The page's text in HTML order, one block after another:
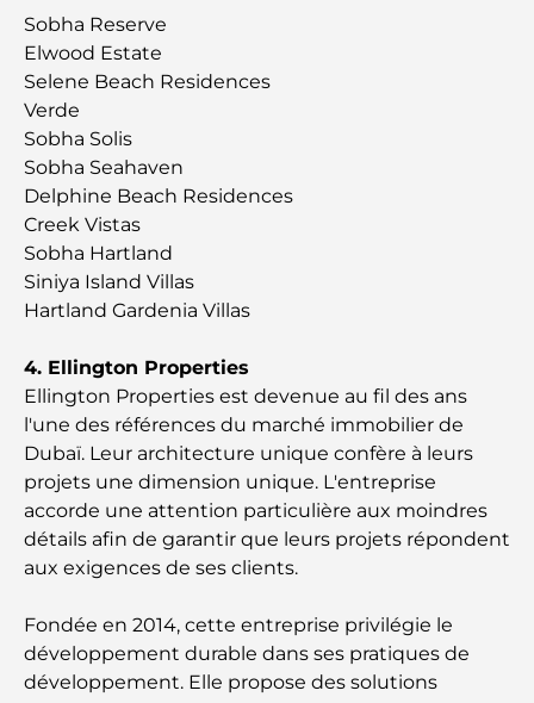
voyage à travers le temps
Les 7 meilleurs restaurants de Dubai Creek
Les meilleures écoles de Dubai Marina : un guide
adapté aux familles
Restaurants à Dubai Hills : Les meilleures adresses
gourmandes d’un quartier en pleine expansion
Dubaï
Résidences en bord de mer à Dubaï : le luxe au
bord de la mer
Les meilleures banques de Dubaï pour les
expatriés : un guide bancaire complet
mondial des coûts
Les meilleurs restaurants de steak à Dubaï : un
Sobha Reserve
Elwood Estate
Selene Beach Residences
Verde
Sobha Solis
Sobha Seahaven
Delphine Beach Residences
Creek Vistas
Sobha Hartland
Siniya Island Villas
Hartland Gardenia Villas
4. Ellington Properties
Ellington Properties est devenue au fil des ans
l'une des références du marché immobilier de
Dubaï. Leur architecture unique confère à leurs
projets une dimension unique. L'entreprise
accorde une attention particulière aux moindres
détails afin de garantir que leurs projets répondent
aux exigences de ses clients.
Fondée en 2014, cette entreprise privilégie le
développement durable dans ses pratiques de
développement. Elle propose des solutions